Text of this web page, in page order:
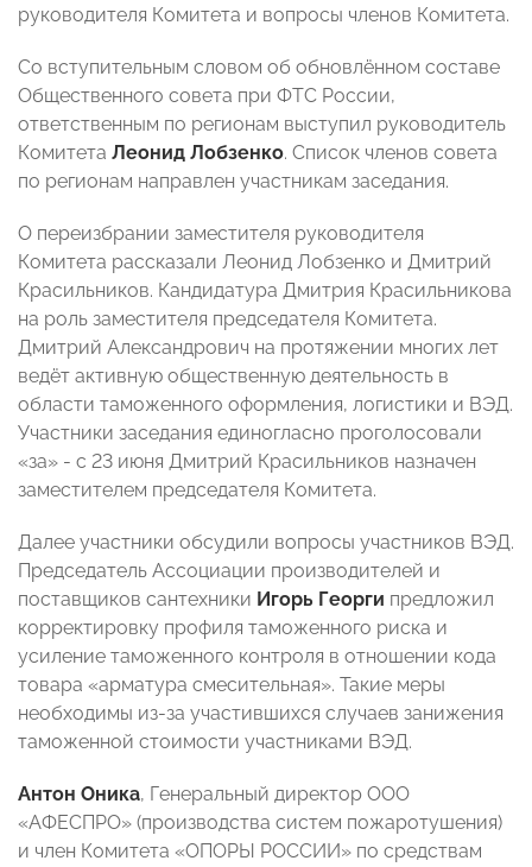
руководителя Комитета и вопросы членов Комитета.
Со вступительным словом об обновлённом составе
Общественного совета при ФТС России,
ответственным по регионам выступил руководитель
Комитета Леонид Лобзенко. Список членов совета
по регионам направлен участникам заседания.
О переизбрании заместителя руководителя
Комитета рассказали Леонид Лобзенко и Дмитрий
Красильников. Кандидатура Дмитрия Красильникова
на роль заместителя председателя Комитета.
Дмитрий Александрович на протяжении многих лет
ведёт активную общественную деятельность в
области таможенного оформления, логистики и ВЭД.
Участники заседания единогласно проголосовали
«за» - с 23 июня Дмитрий Красильников назначен
заместителем председателя Комитета.
Далее участники обсудили вопросы участников ВЭД.
Председатель Ассоциации производителей и
поставщиков сантехники Игорь Георги предложил
корректировку профиля таможенного риска и
усиление таможенного контроля в отношении кода
товара «арматура смесительная». Такие меры
необходимы из-за участившихся случаев занижения
таможенной стоимости участниками ВЭД.
Антон Оника, Генеральный директор ООО
«АФЕСПРО» (производства систем пожаротушения)
и член Комитета «ОПОРЫ РОССИИ» по средствам